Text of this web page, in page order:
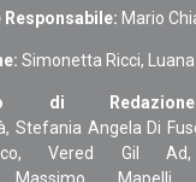
Mario
Simonetta Ricci,
di
Stefania Angela Di
Vered Gil Ad,
Massimo Mapelli,